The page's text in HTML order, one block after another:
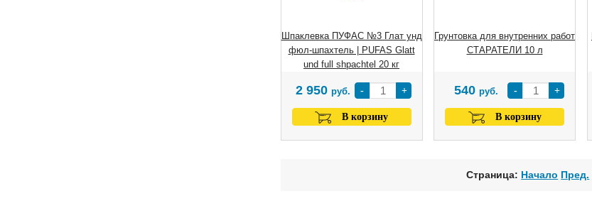
Шпаклевка ПУФАС №3 Глат унд
фюл-шпахтель | PUFAS Glatt
und full shpachtel 20 кг
- +
2 950 руб.
В корзину
Грунтовка для внутренних работ
СТАРАТЕЛИ 10 л
- +
540 руб.
В корзину
Страница: Начало Пред.